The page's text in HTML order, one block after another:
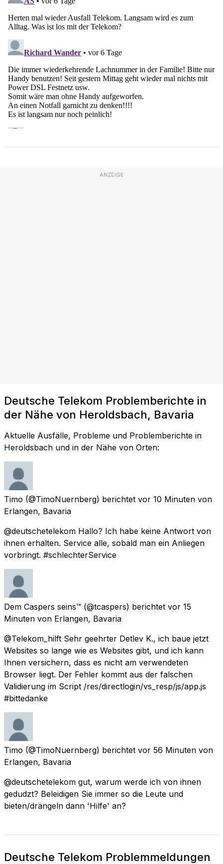
ANZEIGE
Deutsche Telekom Problemberichte in
der Nähe von Heroldsbach, Bavaria
Aktuelle Ausfälle, Probleme und Problemberichte in
Heroldsbach und in der Nähe von Orten:
Timo (@TimoNuernberg) berichtet vor 10 Minuten von
Erlangen, Bavaria
@deutschetelekom Hallo? Ich habe keine Antwort von
ihnen erhalten. Service alle, sobald man ein Anliegen
vorbringt. #schlechterService
Dem Caspers seins™ (@tcaspers) berichtet vor 15
Minuten von Erlangen, Bavaria
@Telekom_hilft Sehr geehrter Detlev K., ich baue jetzt
Websites so lange wie es Websites gibt, und ich kann
Ihnen versichern, dass es nicht am verwendeten
Browser liegt. Der Fehler kommt aus der falschen
Validierung im Script /res/directlogin/vs_resp/js/app.js
#bittedanke
Timo (@TimoNuernberg) berichtet vor 56 Minuten von
Erlangen, Bavaria
@deutschetelekom gut, warum werde ich von ihnen
gedudzt? Beleidigen Sie immer so die Leute und
bieten/drängeln dann 'Hilfe' an?
Deutsche Telekom Problemmeldungen